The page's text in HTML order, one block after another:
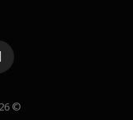
© 2026 جميع الحقوق محفوظة.